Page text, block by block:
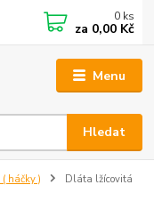
Menu
Hledat
0 ks
za 0,00 Kč
háčky )
Dláta lžícovitá